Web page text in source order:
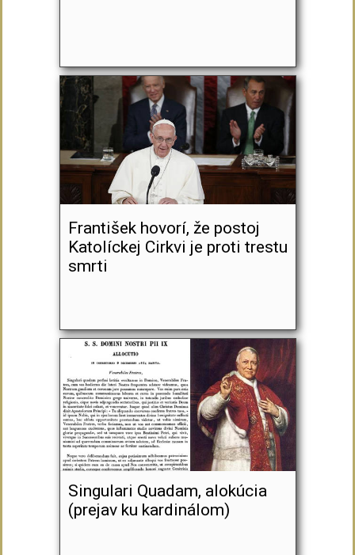
František hovorí, že postoj
Katolíckej Cirkvi je proti trestu
smrti
Singulari Quadam, alokúcia
(prejav ku kardinálom)